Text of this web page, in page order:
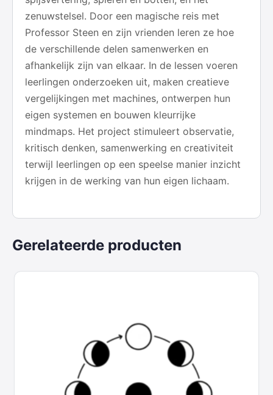
zenuwstelsel. Door een magische reis met
Professor Steen en zijn vrienden leren ze hoe
de verschillende delen samenwerken en
afhankelijk zijn van elkaar. In de lessen voeren
leerlingen onderzoeken uit, maken creatieve
vergelijkingen met machines, ontwerpen hun
eigen systemen en bouwen kleurrijke
mindmaps. Het project stimuleert observatie,
kritisch denken, samenwerking en creativiteit
terwijl leerlingen op een speelse manier inzicht
krijgen in de werking van hun eigen lichaam.
Gerelateerde producten